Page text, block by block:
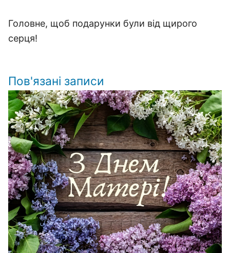
Головне, щоб подарунки були від щирого
серця!
Пов'язані записи